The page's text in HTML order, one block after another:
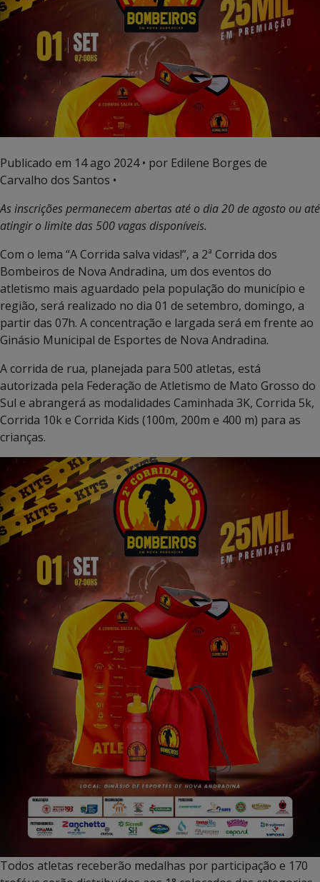
Publicado em 14 ago 2024• por Edilene Borges de
Carvalho dos Santos •
As inscrições permanecem abertas até o dia 20 de agosto ou até
atingir o limite das 500 vagas disponíveis.
Com o lema “A Corrida salva vidas!”, a 2ª Corrida dos
Bombeiros de Nova Andradina, um dos eventos do
atletismo mais aguardado pela população do município e
região, será realizado no dia 01 de setembro, domingo, a
partir das 07h. A concentração e largada será em frente ao
Ginásio Municipal de Esportes de Nova Andradina.
A corrida de rua, planejada para 500 atletas, está
autorizada pela Federação de Atletismo de Mato Grosso do
Sul e abrangerá as modalidades Caminhada 3K, Corrida 5k,
Corrida 10k e Corrida Kids (100m, 200m e 400 m) para as
crianças.
Todos atletas receberão medalhas por participação e 170